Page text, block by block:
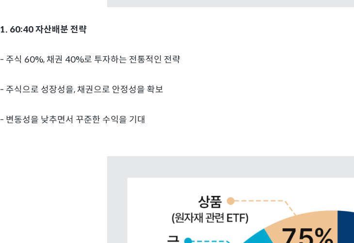
1. 60:40 자산배분 전략
- 주식 60%, 채권 40%로 투자하는 전통적인 전략
- 주식으로 성장성을, 채권으로 안정성을 확보
- 변동성을 낮추면서 꾸준한 수익을 기대